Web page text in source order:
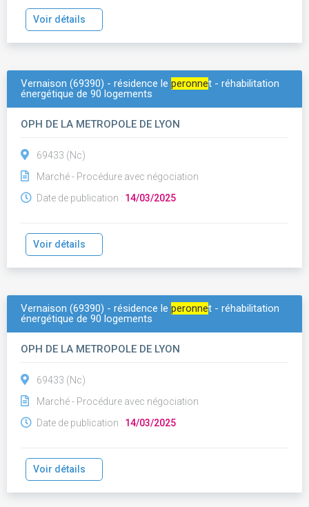
Voir détails
Vernaison (69390) - résidence le peronnet - réhabilitation
énergétique de 90 logements
OPH DE LA METROPOLE DE LYON
69433 (Nc)
Marché - Procédure avec négociation
Date de publication : 14/03/2025
Voir détails
Vernaison (69390) - résidence le peronnet - réhabilitation
énergétique de 90 logements
OPH DE LA METROPOLE DE LYON
69433 (Nc)
Marché - Procédure avec négociation
Date de publication : 14/03/2025
Voir détails